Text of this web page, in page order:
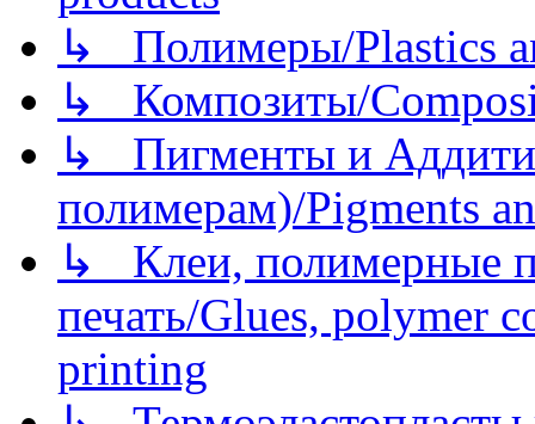
↳ Полимеры/Plastics
↳ Композиты/
↳ Пигменты и
полимерам)/Pigments
↳ Клеи, полимерные
печать/Glues, polymer
printing